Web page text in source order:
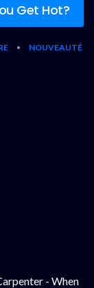
Get Hot?
•
NOUVEAUTÉ
- When